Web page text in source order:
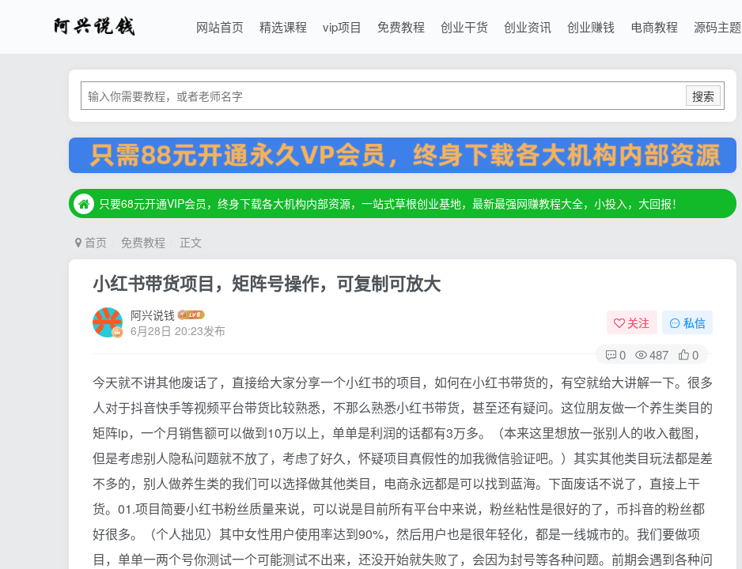
网站首页 精选课程 vip项目 免费教程 创业干货 创业资讯 创业赚钱 电商教程 源码主题
搜索
只要68元开通VIP会员，终身下载各大机构内部资源，一站式草根创业基地，最新最强网赚教程大全，小投入，大回报！
只要68元开通VIP会员，终身下载各大机构内部资源，一站式草根创业基地，最新最强网赚教程大全，小投入，大回报！
只要68元开通VIP会员，终身下载各大机构内部资源，一站式草根创业基地，最新最强网赚教程大全，小投入，大回报！
首页 免费教程 正文
小红书带货项目，矩阵号操作，可复制可放大
阿兴说钱
6月28日 20:23发布
关注 私信
0 487 0
今天就不讲其他废话了，直接给大家分享一个小红书的项目，如何在小红书带货的，有空就给大讲解一下。很多
人对于抖音快手等视频平台带货比较熟悉，不那么熟悉小红书带货，甚至还有疑问。这位朋友做一个养生类目的
矩阵ip，一个月销售额可以做到10万以上，单单是利润的话都有3万多。（本来这里想放一张别人的收入截图，
但是考虑别人隐私问题就不放了，考虑了好久，怀疑项目真假性的加我微信验证吧。）其实其他类目玩法都是差
不多的，别人做养生类的我们可以选择做其他类目，电商永远都是可以找到蓝海。下面废话不说了，直接上干
货。01.项目简要小红书粉丝质量来说，可以说是目前所有平台中来说，粉丝粘性是很好的了，币抖音的粉丝都
好很多。（个人拙见）其中女性用户使用率达到90%，然后用户也是很年轻化，都是一线城市的。我们要做项
目，单单一两个号你测试一个可能测试不出来，还没开始就失败了，会因为封号等各种问题。前期会遇到各种问